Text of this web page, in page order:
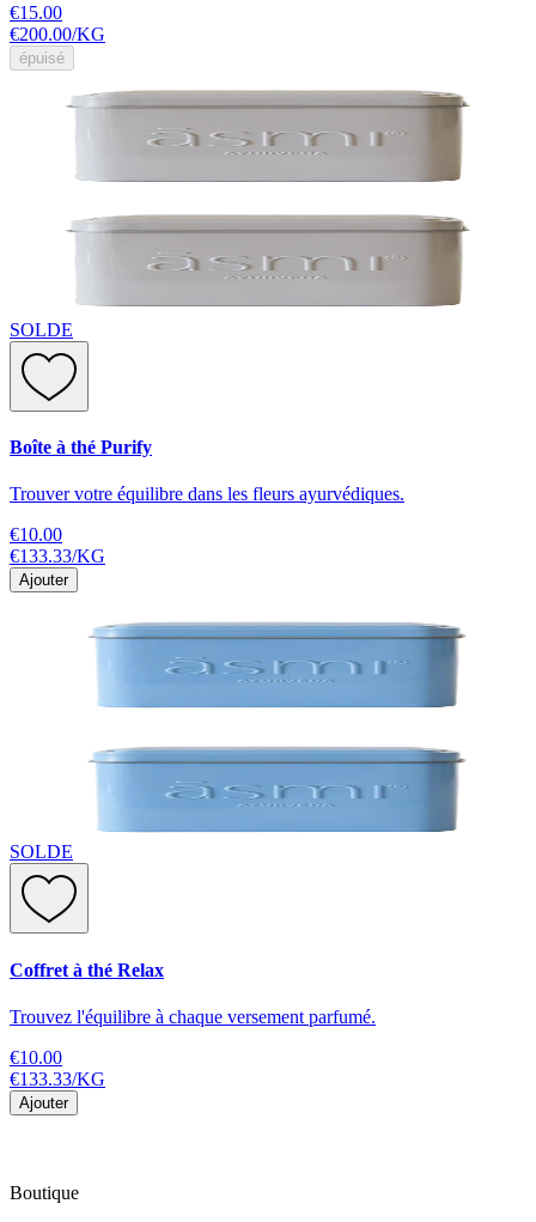
€15.00
€200.00/KG
épuisé
SOLDE
Boîte à thé Purify
Trouver votre équilibre dans les fleurs ayurvédiques.
€10.00
€133.33/KG
Ajouter
SOLDE
Coffret à thé Relax
Trouvez l'équilibre à chaque versement parfumé.
€10.00
€133.33/KG
Ajouter
Boutique